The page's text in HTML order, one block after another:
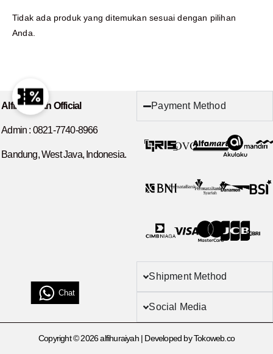
Tidak ada produk yang ditemukan sesuai dengan pilihan
Anda.
Alfihuraiyah Official
Admin : 0821-7740-8966
Bandung, West Java, Indonesia.
Payment Method
Shipment Method
Social Media
Copyright © 2026 alfihuraiyah | Developed by Tokoweb.co
Chat